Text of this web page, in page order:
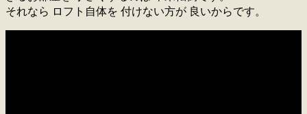
それなら ロフト自体を 付けない方が 良いからです。